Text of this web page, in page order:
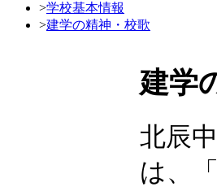
>学校基本情報
>建学の精神・校歌
建学
北辰
は、